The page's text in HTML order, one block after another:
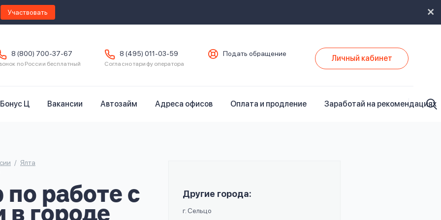
Участвовать
8 (800) 700-37-67
по России бесплатный
8 (495) 011-03-59
Согласно тарифу оператора
Подать обращение Личный кабинет
Бонус Ц Вакансии Автозайм Адреса офисов Оплата и продление Заработай на рекомендациях
Ялта
работе с
в городе
Другие города:
г. Сельцо